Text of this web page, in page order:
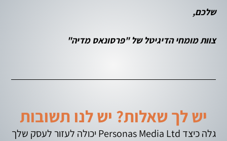
שלכם,
צוות מומחי הדיגיטל של "פרסונאס מדיה"
יש לך שאלות? יש לנו תשובות
גלה כיצד Personas Media Ltd יכולה לעזור לעסק שלך